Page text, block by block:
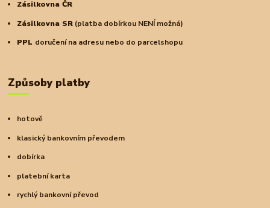
Zásilkovna ČR
Zásilkovna SR (platba dobírkou NENÍ možná)
PPL doručení na adresu nebo do parcelshopu
Způsoby platby
hotově
klasický bankovním převodem
dobírka
platební karta
rychlý bankovní převod